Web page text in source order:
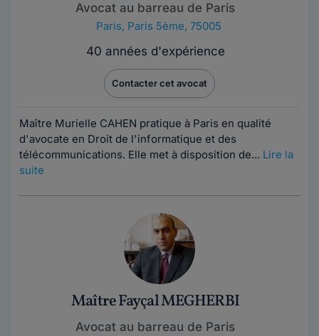
Avocat au barreau de Paris
Paris, Paris 5ème, 75005
40 années d'expérience
Contacter cet avocat
Maître Murielle CAHEN pratique à Paris en qualité
d'avocate en Droit de l'informatique et des
télécommunications. Elle met à disposition de... Lire la
suite
Maître Fayçal MEGHERBI
Avocat au barreau de Paris